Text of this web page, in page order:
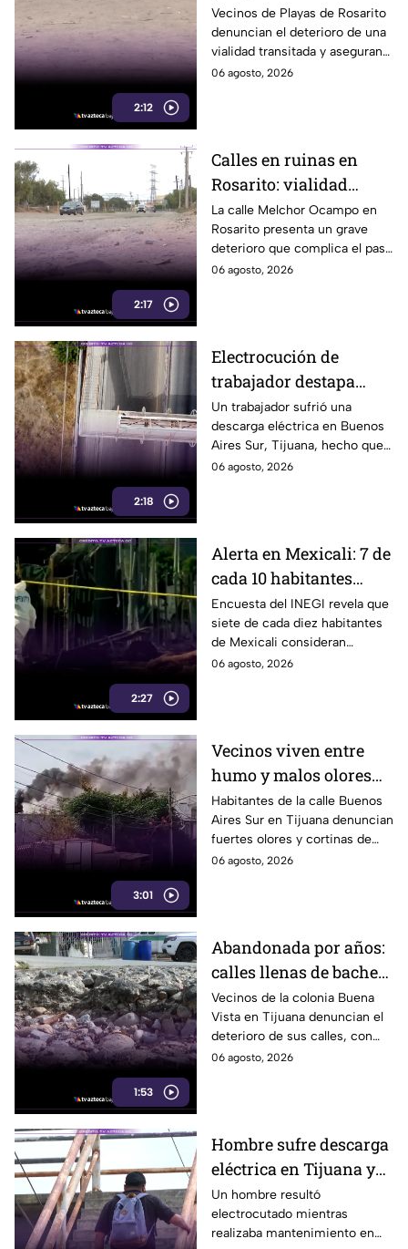
2:12
denuncian el mal
estado de una de las
calles más transitadas
de Rosarito
Vecinos de Playas de Rosarito
denuncian el deterioro de una
vialidad transitada y aseguran
que permanece sin atención.
06 agosto, 2026
2:17
Calles en ruinas en
Rosarito: vialidad
representa un peligro
para camiones y pipas
La calle Melchor Ocampo en
Rosarito presenta un grave
deterioro que complica el paso
de camiones pesados y pipas
06 agosto, 2026
2:18
Electrocución de
trabajador destapa
peligro que vecinos
denuncian desde hace
años en Tijuana
Un trabajador sufrió una
descarga eléctrica en Buenos
Aires Sur, Tijuana, hecho que
evidenció un riesgo que
06 agosto, 2026
2:27
Alerta en Mexicali: 7 de
cada 10 habitantes
aseguran sentirse
inseguros, revela
encuesta del INEGI
Encuesta del INEGI revela que
siete de cada diez habitantes
de Mexicali consideran
insegura la ciudad donde
06 agosto, 2026
3:01
Vecinos viven entre
humo y malos olores
desde hace años en
Tijuana
Habitantes de la calle Buenos
Aires Sur en Tijuana denuncian
fuertes olores y cortinas de
humo que afectan su vida
06 agosto, 2026
1:53
Abandonada por años:
calles llenas de baches
afectan a vecinos de
Buena Vista en Tijuana
Vecinos de la colonia Buena
Vista en Tijuana denuncian el
deterioro de sus calles, con
baches y daños que persisten
06 agosto, 2026
Hombre sufre descarga
eléctrica en Tijuana y
alerta sobre peligro de
cables expuestos en la
ciudad
Un hombre resultó
electrocutado mientras
realizaba mantenimiento en